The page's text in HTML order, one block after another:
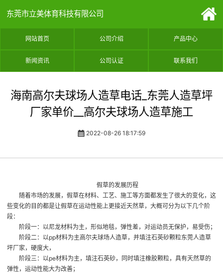
东莞市立美体育科技有限公司
网站首页 公司介绍 产品中心
新闻资讯 公司认证 联系我们
海南高尔夫球场人造草电话_东莞人造草坪
厂家单价__高尔夫球场人造草施工
2022-08-26 18:17:59
假草的发展历程
随着市场的发展，假草在材料、工艺、施工等方面都发生了很大的变化，这
些变化的目的都是让假草在运动性能上更接近天然草，大概可分为以下几个阶
段：
阶段一：以尼龙材料为主，形似地毯，弹性差，对运动员无保护，易受伤；
阶段二：以pp材料为主高尔夫球场人造草，并填注石英砂颗粒东莞人造草
坪厂家 ，硬度大，
阶段三：以pe材料为主，填注石英砂，同时填注橡胶颗粒，具有天然草的
弹性，运动性能大为改善；